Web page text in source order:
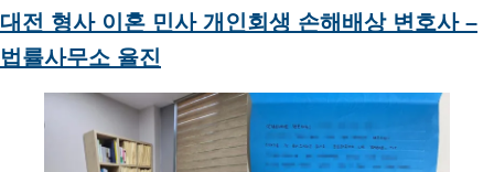
대전 형사 이혼 민사 개인회생 손해배상 변호사 –
법률사무소 율진